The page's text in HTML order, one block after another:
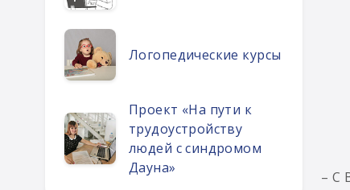
Логопедические курсы
Проект «На пути к
трудоустройству
людей с синдромом
Дауна»
– С